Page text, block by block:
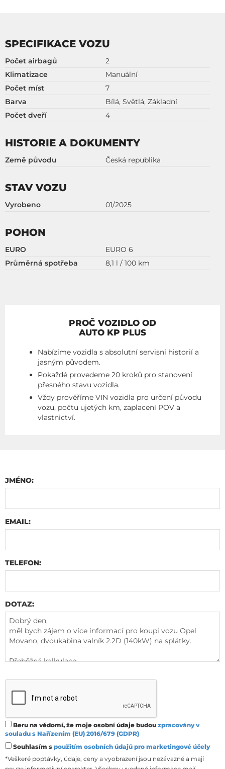
SPECIFIKACE VOZU
Počet airbagů
2
Klimatizace
Manuální
Počet míst
7
Barva
Bílá, Světlá, Základní
Počet dveří
4
HISTORIE A DOKUMENTY
Země původu Česká republika
STAV VOZU
Vyrobeno 01/2025
POHON
EURO
EURO 6
Průměrná spotřeba
8,1 l / 100 km
PROČ VOZIDLO OD
AUTO KP PLUS
Nabízíme vozidla s absolutní servisní historií a
jasným původem.
Pokaždé provedeme 20 kroků pro stanovení
přesného stavu vozidla.
Vždy prověříme VIN vozidla pro určení původu
vozu, počtu ujetých km, zaplacení POV a
vlastnictví.
JMÉNO:
EMAIL:
TELEFON:
DOTAZ:
Beru na vědomí, že moje osobní údaje budou zpracovány v
souladu s Nařízením (EU) 2016/679 (GDPR)
Souhlasím s použitím osobních údajů pro marketingové účely
*Veškeré poptávky, údaje, ceny a vyobrazení jsou nezávazné a mají